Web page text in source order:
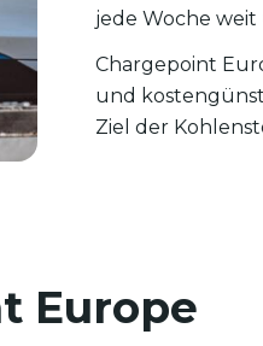
jede Woche
Chargepoint
und
Ziel der
Europe